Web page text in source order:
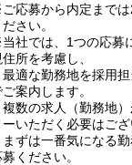
応募から内定までは
ださい。
社では、1つの応募
所を考慮し、
適な勤務地を採用
ご案内します。
数の求人（勤務地）
ーいただく必要はござ
ずは一番気になる
募ください。